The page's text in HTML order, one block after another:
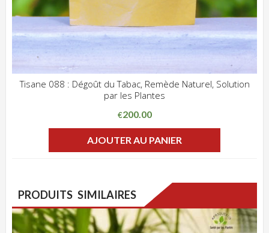
Tisane 088 : Dégoût du Tabac, Remède Naturel, Solution
par les Plantes
€200.00
AJOUTER AU PANIER
PRODUITS SIMILAIRES